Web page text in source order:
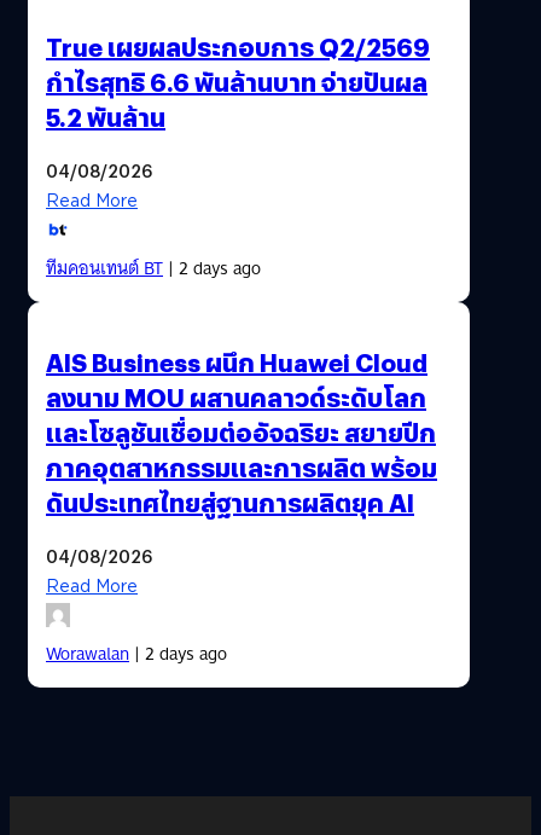
True เผยผลประกอบการ Q2/2569
กำไรสุทธิ 6.6 พันล้านบาท จ่ายปันผล
5.2 พันล้าน
04/08/2026
Read More
ทีมคอนเทนต์ BT| 2 days ago
AIS Business ผนึก Huawei Cloud
ลงนาม MOU ผสานคลาวด์ระดับโลก
และโซลูชันเชื่อมต่ออัจฉริยะ สยายปีก
ภาคอุตสาหกรรมและการผลิต พร้อม
ดันประเทศไทยสู่ฐานการผลิตยุค AI
04/08/2026
Read More
Worawalan| 2 days ago